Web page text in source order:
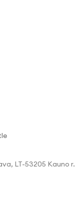
LT-53205 Kauno r.